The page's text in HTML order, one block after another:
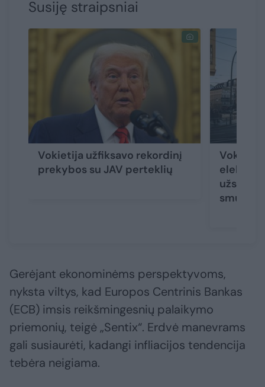
Susiję straipsniai
Vokietija užfiksavo rekordinį
prekybos su JAV perteklių
smuko
Gerėjant ekonominėms perspektyvoms,
nyksta viltys, kad Europos Centrinis Bankas
(ECB) imsis reikšmingesnių palaikymo
priemonių, teigė „Sentix“. Erdvė manevrams
gali susiaurėti, kadangi infliacijos tendencija
tebėra neigiama.